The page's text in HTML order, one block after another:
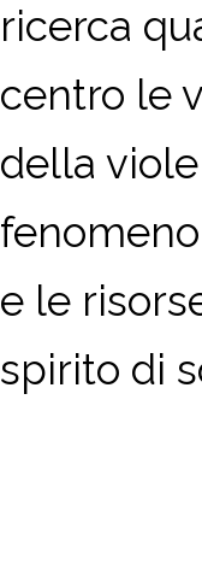
ricerca
centro le
della
e le
spirito di